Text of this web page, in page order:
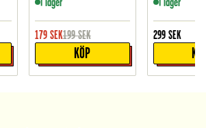
179 SEK199 SEK
KÖP
299 SEK